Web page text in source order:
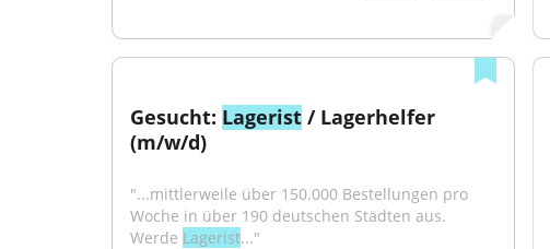
Gesucht: Lagerist / Lagerhelfer
(m/w/d)
"...mittlerweile über 150.000 Bestellungen pro
Woche in über 190 deutschen Städten aus.
Werde Lagerist..."